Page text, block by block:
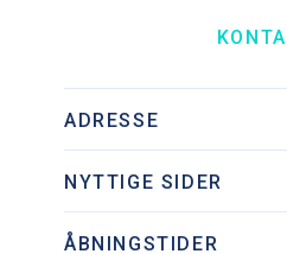
ADRESSE
2635 Ishøj
Tlf.:+45 43 73 73 95
Kontakt os på mail
NYTTIGE SIDER
Om os
ÅBNINGSTIDER